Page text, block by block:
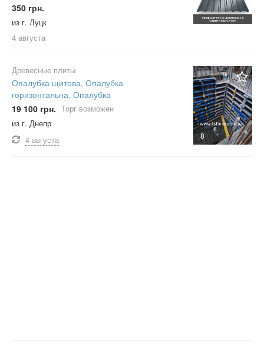
350 грн.
из г. Луцк
4 августа
8
Древесные плиты
Опалубка щитова, Опалубка
горизонтальна, Опалубка
19 100 грн. Торг возможен
из г. Днепр
4 августа